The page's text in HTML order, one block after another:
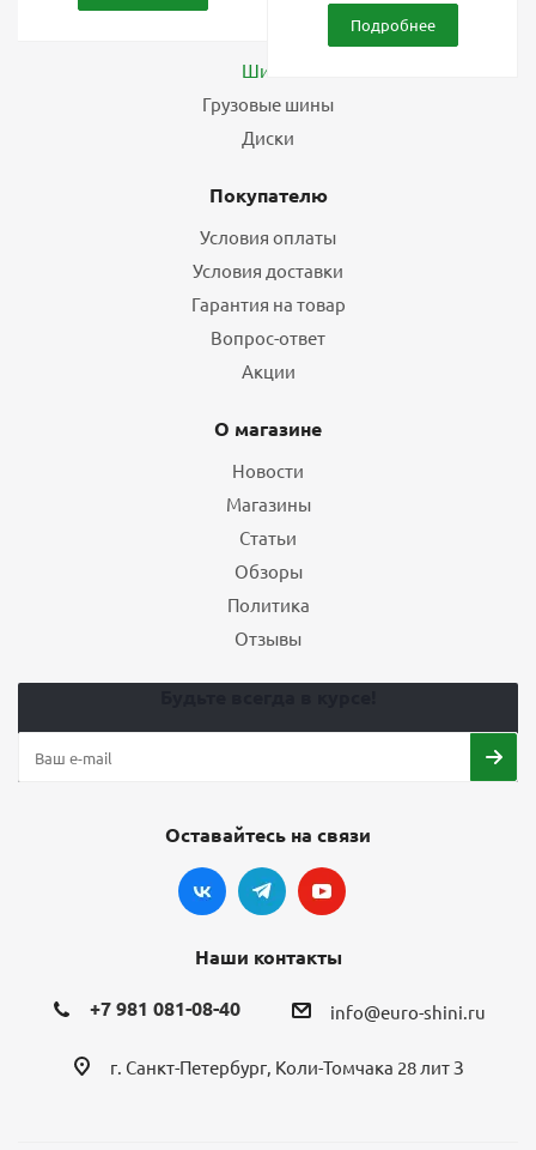
Подробнее
Шины
Грузовые шины
Диски
Покупателю
Условия оплаты
Условия доставки
Гарантия на товар
Вопрос-ответ
Акции
О магазине
Новости
Магазины
Статьи
Обзоры
Политика
Отзывы
Оставайтесь на связи
Наши контакты
+7 981 081-08-40 info@euro-shini.ru
г. Санкт-Петербург, Коли-Томчака 28 лит З